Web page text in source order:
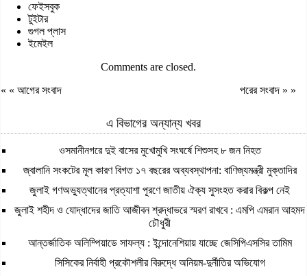
ফেইসবুক
টুইটার
গুগল প্লাস
ইমেইল
Comments are closed.
« « আগের সংবাদ পরের সংবাদ » »
এ বিভাগের অন্যান্য খবর
ওসমানীনগরে দুই বাসের মুখোমুখি সংঘর্ষে শিশুসহ ৮ জন নিহত
জ্বালানি সংকটের মূল কারণ বিগত ১৭ বছরের অব্যবস্থাপনা: বাণিজ্যমন্ত্রী মুক্তাদির
জুলাই গণঅভ্যুত্থানের প্রত্যাশা পূরণে জাতীয় ঐক্য সুসংহত করার বিকল্প নেই
জুলাই শহীদ ও যোদ্ধাদের জাতি আজীবন শ্রদ্ধাভরে স্মরণ রাখবে : এমপি এমরান আহমদ
চৌধুরী
আন্তর্জাতিক অলিম্পিয়াডে সাফল্য : ইন্দোনেশিয়ায় যাচ্ছে জেসিপিএসসির তামিম
সিসিকের নির্বাহী প্রকৌশলীর বিরুদ্ধে অনিয়ম-দুর্নীতির অভিযোগ